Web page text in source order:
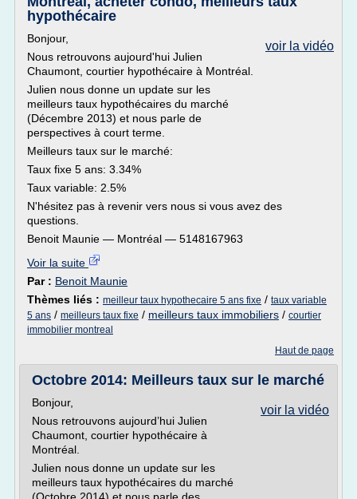
hypothécaire
voir la vidéo
Bonjour,
Nous retrouvons aujourd'hui Julien
Chaumont, courtier hypothécaire à Montréal.
Julien nous donne un update sur les
meilleurs taux hypothécaires du marché
(Décembre 2013) et nous parle de
perspectives à court terme.
Meilleurs taux sur le marché:
Taux fixe 5 ans: 3.34%
Taux variable: 2.5%
N'hésitez pas à revenir vers nous si vous avez des
questions.
Benoit Maunie — Montréal — 5148167963
Voir la suite
Par : Benoit Maunie
Thèmes liés : meilleur taux hypothecaire 5 ans fixe / taux variable
5 ans / meilleurs taux fixe / meilleurs taux immobiliers / courtier
immobilier montreal
Haut de page
Octobre 2014: Meilleurs taux sur le marché
voir la vidéo
Bonjour,
Nous retrouvons aujourd’hui Julien
Chaumont, courtier hypothécaire à
Montréal.
Julien nous donne un update sur les
meilleurs taux hypothécaires du marché